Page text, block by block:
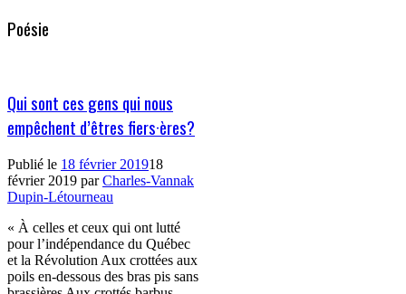
Poésie
Qui sont ces gens qui nous
empêchent d’êtres fiers·ères?
Publié le 18 février 201918
février 2019 parCharles-Vannak
Dupin-Létourneau
« À celles et ceux qui ont lutté
pour l’indépendance du Québec
et la Révolution Aux crottées aux
poils en-dessous des bras pis sans